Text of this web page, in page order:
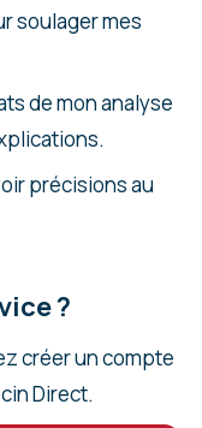
soulager mes
de mon analyse
précisions au
?
créer un compte
Direct.